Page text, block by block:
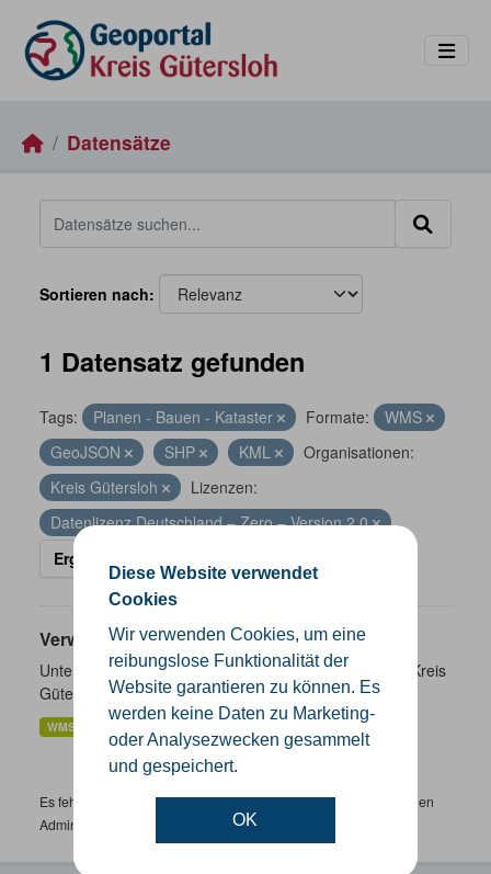
Diese Website verwendet
Cookies
Wir verwenden Cookies, um eine
reibungslose Funktionalität der
Website garantieren zu können. Es
werden keine Daten zu Marketing-
oder Analysezwecken gesammelt
und gespeichert.
OK
Datensätze
Sortieren nach
1 Datensatz gefunden
Tags: Planen - Bauen - Kataster Formate:
WMS
GeoJSON
SHP KML
Organisationen:
Kreis Gütersloh
Lizenzen:
Datenlizenz Deutschland – Zero – Version 2.0
Ergebnisse filtern
Verwaltungsgrenzen
Unterschiedliche Ebenen der Verwaltungsgrenzen im Kreis
Gütersloh
WMS
Es fehlen spezifische Datensätze? Wenden Sie sich bitte an einen
Administrator unter:
support.gis@kreis-guetersloh.de